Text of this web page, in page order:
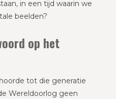
in een tijd waarin we
beelden?
op het
tot die generatie
Wereldoorlog geen